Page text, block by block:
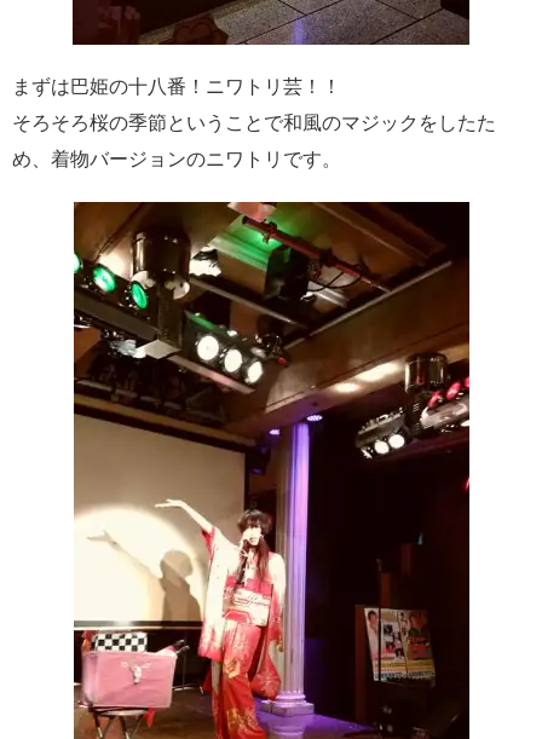
まずは巴姫の十八番！ニワトリ芸！！
そろそろ桜の季節ということで和風のマジックをしたた
め、着物バージョンのニワトリです。